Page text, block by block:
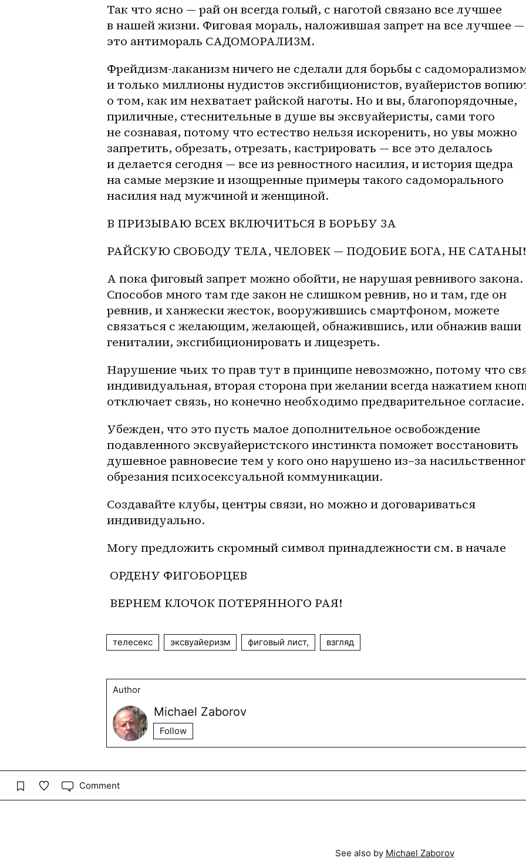
Так что ясно — рай он всегда голый, с наготой связано все лучшее
в нашей жизни. Фиговая мораль, наложившая запрет на все лучшее —
это антимораль САДОМОРАЛИЗМ.
Фрейдизм-лаканизм ничего не сделали для борьбы с
и только миллионы нудистов эксгибиционистов, вуайеристов
о том, как им нехватает райской наготы. Но и вы, благопорядочные,
приличные, стеснительные в душе вы эксвуайеристы, сами того
не сознавая, потому что естество нельзя искоренить, но увы можно
запретить, обрезать, отрезать, кастрировать — все это делалось
и делается сегодня — все из ревностного насилия, и история щедра
на самые мерзкие и изощренные примеры такого садоморального
насилия над мужчиной и женщиной.
В ПРИЗЫВАЮ ВСЕХ ВКЛЮЧИТЬСЯ В БОРЬБУ ЗА
РАЙСКУЮ СВОБОДУ ТЕЛА, ЧЕЛОВЕК — ПОДОБИЕ БОГА, НЕ САТАНЫ!
А пока фиговый запрет можно обойти, не нарушая ревнивого закона.
Способов много там где закон не слишком ревнив, но и там, где он
ревнив, и ханжески жесток, вооружившись смартфоном, можете
связаться с желающим, желающей, обнажившись, или обнажив ваши
гениталии, эксгибиционировать и лицезреть.
Нарушение чьих то прав тут в принципе невозможно, потому что
индивидуальная, вторая сторона при желании всегда нажатием
отключает связь, но конечно необходимо предварительное согласие.
Убежден, что это пусть малое дополнительное освобождение
подавленного эксвуайеристского инстинкта поможет восстановить
душевное равновесие тем у кого оно нарушено из–за
обрезания психосексуальной коммуникации.
Создавайте клубы, центры связи, но можно и договариваться
индивидуально.
Могу предложить скромный символ принадлежности см. в начале
ОРДЕНУ ФИГОБОРЦЕВ
ВЕРНЕМ КЛОЧОК ПОТЕРЯННОГО РАЯ!
телесекс эксвуайеризм фиговый лист, взгляд
Author
Michael Zaborov
Follow
Comment
See also by Michael Zaborov